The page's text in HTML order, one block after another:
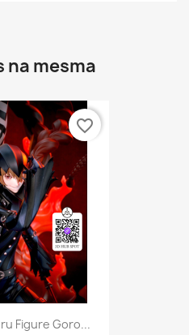
mesma
Figure Goro...
favorite_border